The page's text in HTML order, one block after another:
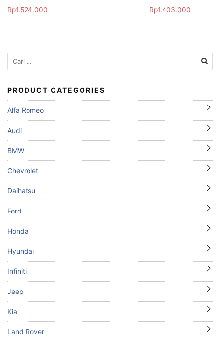
Rp1.524.000 Rp1.403.000
Cari
untuk:
PRODUCT CATEGORIES
Alfa Romeo
Audi
BMW
Chevrolet
Daihatsu
Ford
Honda
Hyundai
Infiniti
Jeep
Kia
Land Rover